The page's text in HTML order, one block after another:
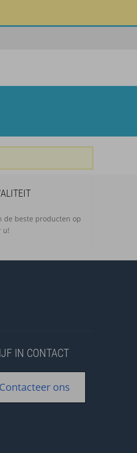
de beste producten op
u!
IN CONTACT
Contacteer ons